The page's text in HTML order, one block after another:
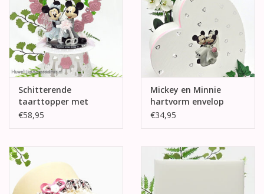
Schitterende
taarttopper met
Mickey en Minnie
€58,95
Mickey en Minnie
hartvorm envelop
doos
€34,95